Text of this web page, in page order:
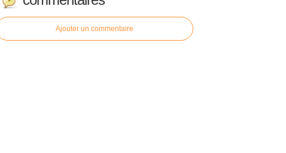
Ajouter un commentaire